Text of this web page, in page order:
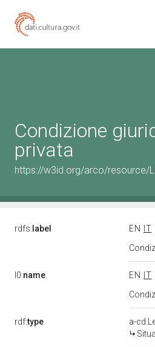
Condizione
privata
https://w3id.org/arco/resource/
rdfs: label EN
IT
l0:name EN
IT
rdf:type
a-